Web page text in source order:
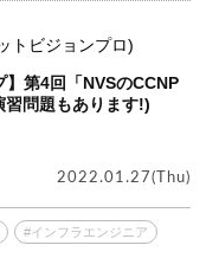
トビジョンプロ)
】第4回「NVSのCCNP
習問題もあります!)
2022.01.27(Thu)
#インフラエンジニア